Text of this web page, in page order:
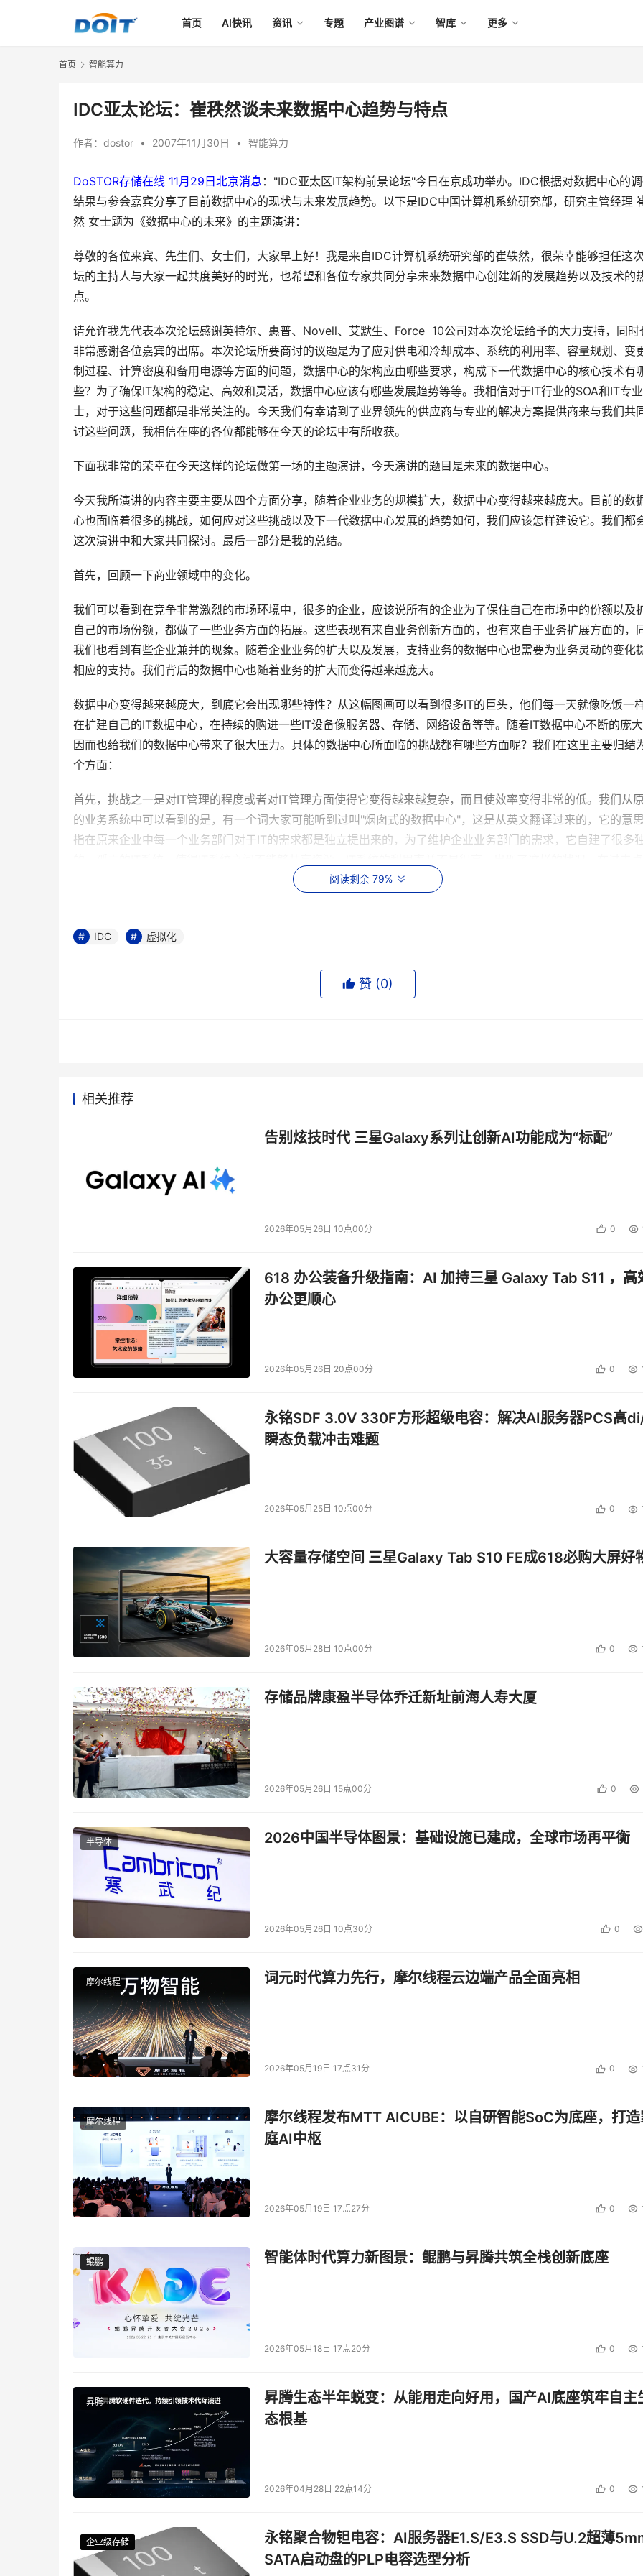
首页 AI快讯 资讯 专题 产业图谱 智库 更多
首页 智能算力
IDC亚太论坛：崔秩然谈未来数据中心趋势与特点
作者： dostor • 2007年11月30日 • 智能算力
DoSTOR存储在线 11月29日北京消息 ："IDC亚太区IT架构前景论坛"今日在京成功举办。IDC根据对数据中心的
结果与参会嘉宾分享了目前数据中心的现状与未来发展趋势。以下是IDC中国计算机系统研究部，研究主管经理
然 女士题为《数据中心的未来》的主题演讲：
尊敬的各位来宾、先生们、女士们，大家早上好！我是来自IDC计算机系统研究部的崔轶然，很荣幸能够担任这
坛的主持人与大家一起共度美好的时光，也希望和各位专家共同分享未来数据中心创建新的发展趋势以及技术的
点。
请允许我先代表本次论坛感谢英特尔、惠普、Novell、艾默生、Force  10公司对本次论坛给予的大力支持，同时
非常感谢各位嘉宾的出席。本次论坛所要商讨的议题是为了应对供电和冷却成本、系统的利用率、容量规划、变
制过程、计算密度和备用电源等方面的问题，数据中心的架构应由哪些要求，构成下一代数据中心的核心技术有
些？为了确保IT架构的稳定、高效和灵活，数据中心应该有哪些发展趋势等等。我相信对于IT行业的SOA和IT专
士，对于这些问题都是非常关注的。今天我们有幸请到了业界领先的供应商与专业的解决方案提供商来与我们共
讨这些问题，我相信在座的各位都能够在今天的论坛中有所收获。
下面我非常的荣幸在今天这样的论坛做第一场的主题演讲，今天演讲的题目是未来的数据中心。
今天我所演讲的内容主要主要从四个方面分享，随着企业业务的规模扩大，数据中心变得越来越庞大。目前的数
心也面临着很多的挑战，如何应对这些挑战以及下一代数据中心发展的趋势如何，我们应该怎样建设它。我们都
这次演讲中和大家共同探讨。最后一部分是我的总结。
首先，回顾一下商业领域中的变化。
我们可以看到在竞争非常激烈的市场环境中，很多的企业，应该说所有的企业为了保住自己在市场中的份额以及
自己的市场份额，都做了一些业务方面的拓展。这些表现有来自业务创新方面的，也有来自于业务扩展方面的，
我们也看到有些企业兼并的现象。随着企业业务的扩大以及发展，支持业务的数据中心也需要为业务灵动的变化
相应的支持。我们背后的数据中心也随着业务的扩大而变得越来越庞大。
数据中心变得越来越庞大，到底它会出现哪些特性？从这幅图画可以看到很多IT的巨头，他们每一天就像吃饭一
在扩建自己的IT数据中心，在持续的购进一些IT设备像服务器、存储、网络设备等等。随着IT数据中心不断的庞大
因而也给我们的数据中心带来了很大压力。具体的数据中心所面临的挑战都有哪些方面呢？我们在这里主要归结
个方面：
首先，挑战之一是对IT管理的程度或者对IT管理方面使得它变得越来越复杂，而且使效率变得非常的低。我们从
的业务系统中可以看到的是，有一个词大家可能听到过叫"烟囱式的数据中心"，这是从英文翻译过来的，它的意
指在原来企业中每一个业务部门对于IT的需求都是独立提出来的，为了维护企业业务部门的需求，它自建了很多
点的服务模式，应该说可以解决企业一部分的问题。但是，随着企业业务模式的扩大，数据中心需要变得更加灵活
挑战之二，我们从刚才那幅很有意思的图中也看到，他们在非常持续的进行一些IT设备的采购以及扩容，在系统中
性，同时还表现采购了来自于不同厂商、品牌的服务器以及不同品牌的存储系统以及操作系统、交换机以及接口，
呈现出异构的性质，使得我们IT管理又是雪上加霜，管理的难度加大，这给我们数据中心带来的挑战之二。
出的市场预测。大家非常清楚的看到黄色的柱状代表着新购买的服务器所花费的成本。服务器管理与维护的成本是
理与维护成本，它的年平均增长率与新购买的服务器花费成本年平均增长率之间的关系。上面服务器的管理与维护
本的年增长率将近是新购买服务器所花费成本年增长率的四倍，这已经是很高的。而且在图中可以看到所占有的花
成本是占有非常大的市场。对于能耗和冷却更让我们担忧，它的年增长率相当于购买新服务器年增长率的8倍，虽
心。企业的数据中心有两种模式，一种是自建的，一种是租用的。无论是自建还是租用都要承担IT费用。随着IT
中心的庞大和发展，我们为之要付出更多的成本来租用数据中心的面积或者要自己花费更多的成本自建这样的数据
心。所以，在这里面看到成本给目前的数据中心带来的挑战也是非常大。
第四项挑战是业务发展目标之间有一种相对的矛盾。我们从这张图中可以看到，这是IDC在对美国最终用户所做的
终用户调研中所得到的，它代表的意思是说，最终用户在2007年的业务目标中，哪些业务目标是占有非常重要
成本，一个是增加客户满意度。大家可以非常清楚的理解，也可以非常容易理解，对于目前的数据中心似乎这样
个业务目标是存在相对矛盾的。因为为了要增加客户的满意度，使得企业不得不去进行一些IT系统的改造或者购买
使得IT系统可以支撑企业完善自己的业务和服务水平，所以肯定会有一定成本的增加。但是，在这样的业务目标之
间，它头一位选择是降低成本，第二位是增加客户满意度。看到目前的数据中心很难满足最终用户对业务目标这样
一致性。
给出答案，也就是虚拟化整合才是出路。之后我们会来分析一下为什么虚拟化整合才是当今数据中心的出路。
我们看到左面的这幅图，是原来所采用的IT网络的一个拓扑结构。根据业务发展的需要以及对数据中心进行的整合
我们以业务为导向，会将IT的系统整合为右面的架构，在这方面主要实现了三方面的整合。一方面是来自于基础架
的整合；第二方面是信息方面的征购，第三方面是业务方面的整合以及涉及到相应应用方面的整合。
我已经把答案抛出来了，为什么是这样的情况呢？我们还可以将刚才所引用的成本、数据中心所面临挑战的图展示
的保有量和物理服务器保有量之间是存在一个差距的。也就是说，市场中实际真正需要的服务器来满足业务应用的
求是上面红色折线所代表的数据。正是因为虚拟化技术的提出以及目前高速的发展，我们可以看到随着时间的递减
及厂商对客户的教育、不断的深化以及客户对虚拟化、整合所认识到它的好处不断的在深化。看到的是随着时间的
移，虚拟化的整合降低了物理服务器的数量，呈现的是这种情况。也许这并不能够让大家信服，我们看一下最终用
调研的结果。
年对虚拟化的期望值和它最终所呈现出来的结果，对最终用户做了一次调研。最终用户实现了虚拟化这一部分的用
户，它对于虚拟化的一个期望值以及最终业务所实现的结果进行了对比。发现了有以下的优势，主要归结为三大方
第一方面是降低硬件成本，或者是企业的一般管理费用。就像刚才那张图所显示的，实际IT的系统需要的逻辑服务
的数量是很高的。但是通过虚拟化，可以有效降低物理服务器的数量。通过降低物理服务器的数量，实际相应的
面，对于已有的应用投资保护，实际是有所改进的。并且有效的降低了软件的许可证的一个成本，节省了IT人员的
本。从对业务的响应角度来看，我们也看到由于实施了虚拟化的解决方案，使得IDC对业务变化的响应速度加快，
升了可用性，减少了布置或者重新部署服务器的时间。对应用负载的需求、回应的速度也有所加快，简化了服务器
构的管理。这是从最终用户调研中可以看到，虚拟化真实的是给客户带来了好处。
刚才我所引用最终客户的一个案例，调研结果是美国那方面的一个调研结果。中国到底虚拟化发展到怎样的程度
饼图是指问最终用户目前有没有虚拟化服务器？回答的用户中，被访者有83%回答并没有虚拟化目前所拥有的这
务器。另外的17%的应答者则回答已经虚拟化了自己的服务器。针对已经虚拟化服务器的这些用户来讲，他们实
对虚拟化的程度是不同的。这里面大家看不是很清晰，我解释一下。17%放大可以看得很清楚，这一部分构成17%
我们针对这一部分已经虚拟化服务器的用户的部分又做了一次拆分，如果用户已经将其拥有的服务器数量的50%
都进行了虚拟化的应答者占到10%。虚拟化了自己所拥有服务器的25%-50%的占3%，1将自己所拥有服务器的
10%-25%的数量虚拟化的应答的比例占到13%。可以看到中国虚拟化的脚步已经来临了。我在这里面并没有将中
水平，应该还是比较靠前。在中国虚拟化的程度更大的，我们可以看到还有印度等几个国家，中国大概排在第五的
置。所以，我们可以有一个认识，到底虚拟化是否开始了？应该说它已经在我们身边开始了。包括在最近IDC对中
最终用户所做的一项研究中也看到了，目前有一些用户的数据中心这一部分也跟我们讲到，在年底就要实行虚拟化
解决方案。所以，虚拟化的脚步是离我们越来越近，而且我相信他们在2-3年内的增长率会有一个非常高的表现。
到底虚拟化会先从哪些企业开始？我们可以借鉴美国的虚拟化渗透率的指标来衡量中国市场。在右边这张图表示的
业开始的，因为他们所拥有的数据中心是非常庞大的。数据中心给他们带来的挑战也是非常巨大的。具体到哪些类
户会开始实行虚拟化？我们可以在里面圈定一下。也就是说，拥有服务器的保有量超过100台的用户，实际已经开
实行虚拟化或者正在考虑实行虚拟化，所以这一点也是我们厂商或者渠道会非常关注的一个目标客户群。
谈到中国的虚拟化的发展过程，如果纵观整个虚拟化发展的过程，它大概会有怎样的表现。在图中看到上面的这张
图所代表的是虚拟化方面的市场销售额与虚拟化相关的市场销售额会达到8.2亿美金，是这样一个数字。它具体
花费最大的应用是来自于生产应用的整合占到50%。其次则是来自于软件测试与开发占到38%，随后是可用性方
对于虚拟化的一个花费和供应计算。在2005年虚拟化可以确定一个概念，它的里程碑发展到虚拟化的1.0。具体它
阅读剩余 79%
IDC 虚拟化
赞 (0)
相关推荐
告别炫技时代 三星Galaxy系列让创新AI功能成为“标配”
2026年05月26日 10点00分 0
618 办公装备升级指南：AI 加持三星 Galaxy Tab S11 ，高
办公更顺心
2026年05月26日 20点00分 0
永铭SDF 3.0V 330F方形超级电容：解决AI服务器PCS高
瞬态负载冲击难题
2026年05月25日 10点00分 0
大容量存储空间 三星Galaxy Tab S10 FE成618必购大屏好
2026年05月28日 10点00分 0
存储品牌康盈半导体乔迁新址前海人寿大厦
2026年05月26日 15点00分 0
半导体 2026中国半导体图景：基础设施已建成，全球市场再平衡
2026年05月26日 10点30分 0
摩尔线程 词元时代算力先行，摩尔线程云边端产品全面亮相
2026年05月19日 17点31分 0
摩尔线程
摩尔线程发布MTT AICUBE：以自研智能SoC为底座，打
庭AI中枢
2026年05月19日 17点27分 0
鲲鹏
鲲鹏 智能体时代算力新图景：鲲鹏与昇腾共筑全栈创新底座
2026年05月18日 17点20分 0
昇腾
昇腾生态半年蜕变：从能用走向好用，国产AI底座筑牢自主
态根基
2026年04月28日 22点14分 0
企业级存储
企业级存储
企业级存储
企业级存储
永铭聚合物钽电容：AI服务器E1.S/E3.S SSD与U.2超薄
SATA启动盘的PLP电容选型分析